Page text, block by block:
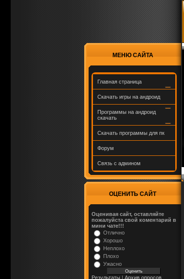
МЕНЮ САЙТА
Главная страница
Скачать игры на андроид
Программы на андроид
скачать
Скачать программы для пк
Форум
Связь с админом
ОЦЕНИТЬ САЙТ
Оценивая сайт, оставляйте
пожалуйста свой коментарий в
мини чате!!!
Отлично
Хорошо
Неплохо
Плохо
Ужасно
Результаты| Архив опросов